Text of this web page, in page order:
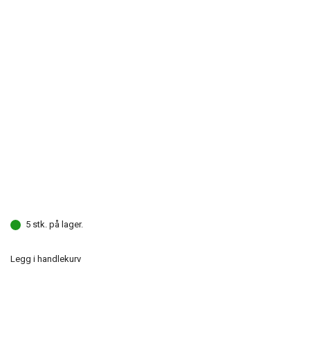
5 stk. på lager.
Legg i handlekurv